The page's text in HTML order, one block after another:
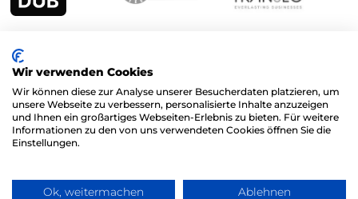
TLC M&A GmbH
Lokschuppen Marburg
Rudolf-Bultmann-Str. 4h,
35039 Marburg
Rechtliches
Wir verwenden Cookies
Wir können diese zur Analyse unserer Besucherdaten platzieren, um
unsere Webseite zu verbessern, personalisierte Inhalte anzuzeigen
und Ihnen ein großartiges Webseiten-Erlebnis zu bieten. Für weitere
Informationen zu den von uns verwendeten Cookies öffnen Sie die
Einstellungen.
Ok, weitermachen Ablehnen